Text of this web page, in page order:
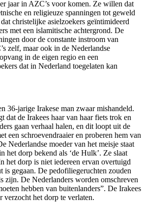
jaar in AZC’s voor komen. Ze willen dat
en religieuze spanningen tot geweld
christelijke asielzoekers geïntimideerd
met een islamitische achtergrond. De
door de constante instroom van
zelf, maar ook in de Nederlandse
in de eigen regio en een
dat in Nederland toegelaten kan
36-jarige Irakese man zwaar mishandeld.
dat de Irakees haar van haar fiets trok en
gaan verhaal halen, en dit loopt uit de
een schroevendraaier en proberen hem van
Nederlandse moeder van het meisje staat
het dorp bekend als ‘de Hulk’. Ze slaat
het dorp is niet iedereen ervan overtuigd
is gegaan. De pedofiliegeruchten zouden
zijn. De Nederlanders worden omschreven
hebben van buitenlanders”. De Irakees
verzocht het dorp te verlaten.